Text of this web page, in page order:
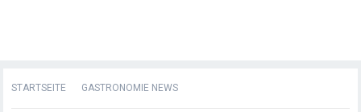
STARTSEITE GASTRONOMIE NEWS